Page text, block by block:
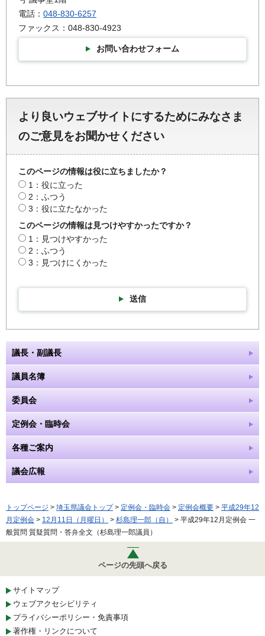
電話： 048-830-6257
ファックス：048-830-4923
お問い合わせフォーム
より良いウェブサイトにするためにみなさま
のご意見をお聞かせください
このページの情報は役に立ちましたか？
1：役に立った
2：ふつう
3：役に立たなかった
このページの情報は見つけやすかったですか？
1：見つけやすかった
2：ふつう
3：見つけにくかった
送信
議長・副議長
議員名簿
委員会
定例会・臨時会
各種ご案内
議会広報
トップページ > 埼玉県議会トップ> 定例会・臨時会 > 定例会概要 > 平成29年12
月定例会 > 12月11日（月曜日） > 杉島理一郎（自）
> 平成29年12月定例会 一
般質問 質疑質問・答弁全文（杉島理一郎議員）
ページの先頭へ戻る
サイトマップ
ウェブアクセシビリティ
プライバシーポリシー・免責事項
著作権・リンクについて